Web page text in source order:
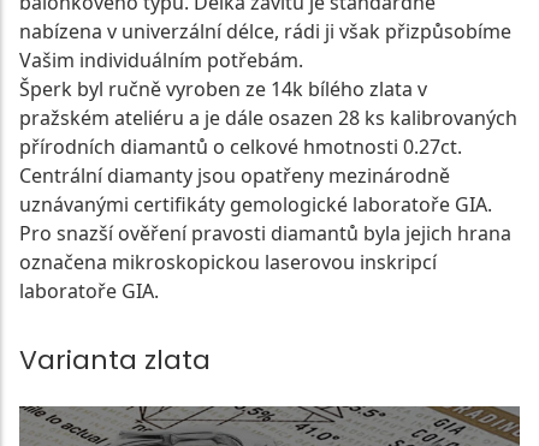
nabízena v univerzální délce, rádi ji však přizpůsobíme
Vašim individuálním potřebám.
Šperk byl ručně vyroben ze 14k bílého zlata v
pražském ateliéru a je dále osazen 28 ks kalibrovaných
přírodních diamantů o celkové hmotnosti 0.27ct.
Centrální diamanty jsou opatřeny mezinárodně
uznávanými certifikáty gemologické laboratoře GIA.
Pro snazší ověření pravosti diamantů byla jejich hrana
označena mikroskopickou laserovou inskripcí
laboratoře GIA.
Varianta zlata